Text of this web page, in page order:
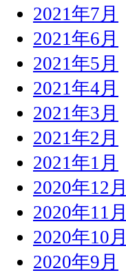
2021年7月
2021年6月
2021年5月
2021年4月
2021年3月
2021年2月
2021年1月
2020年12月
2020年11月
2020年10月
2020年9月